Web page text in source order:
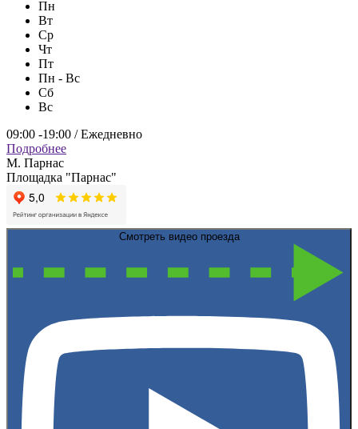
Пн
Вт
Ср
Чт
Пт
Пн - Вс
Сб
Вс
09:00 -19:00 / Ежедневно
Подробнее
М. Парнас
Площадка "Парнас"
Смотреть видео проезда